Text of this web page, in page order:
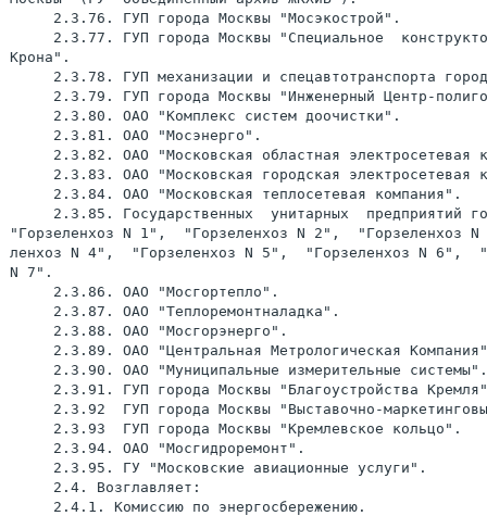
     2.3.76. ГУП города Москвы "Мосэкострой".
2.3.77. ГУП города Москвы "Специальное
Крона".
2.3.78. ГУП механизации и спецавтотранспорта
2.3.79. ГУП города Москвы "Инженерный Центр-
     2.3.80. ОАО "Комплекс систем доочистки".
     2.3.81. ОАО "Мосэнерго".
2.3.82. ОАО "Московская областная электросетевая
2.3.83. ОАО "Московская городская электросетевая
     2.3.84. ОАО "Московская теплосетевая компания".
2.3.85. Государственных  унитарных  предприятий
"Горзеленхоз N 1",  "Горзеленхоз N 2",  "Горзеленхоз
ленхоз N 4",  "Горзеленхоз N 5",  "Горзеленхоз N 6",
N 7".
     2.3.86. ОАО "Мосгортепло".
     2.3.87. ОАО "Теплоремонтналадка".
     2.3.88. ОАО "Мосгорэнерго".
2.3.89. ОАО "Центральная Метрологическая
     2.3.90. ОАО "Муниципальные измерительные системы".
2.3.91. ГУП города Москвы "Благоустройства
2.3.92  ГУП города Москвы "Выставочно-
     2.3.93  ГУП города Москвы "Кремлевское кольцо".
     2.3.94. ОАО "Мосгидроремонт".
     2.3.95. ГУ "Московские авиационные услуги".
     2.4. Возглавляет:
     2.4.1. Комиссию по энергосбережению.